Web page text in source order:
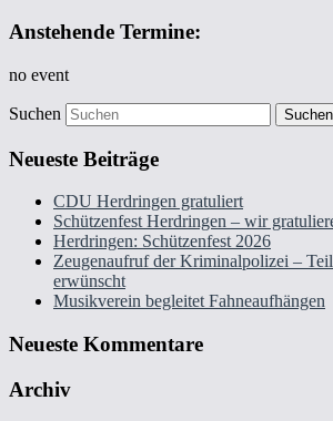
Anstehende Termine:
no event
Suchen
Neueste Beiträge
CDU Herdringen gratuliert
Schützenfest Herdringen – wir
Herdringen: Schützenfest 2026
Zeugenaufruf der Kriminalpolizei –
erwünscht
Musikverein begleitet Fahneaufhängen
Neueste Kommentare
Archiv